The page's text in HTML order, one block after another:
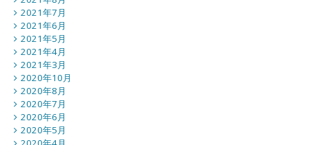
2021年7月
2021年6月
2021年5月
2021年4月
2021年3月
2020年10月
2020年8月
2020年7月
2020年6月
2020年5月